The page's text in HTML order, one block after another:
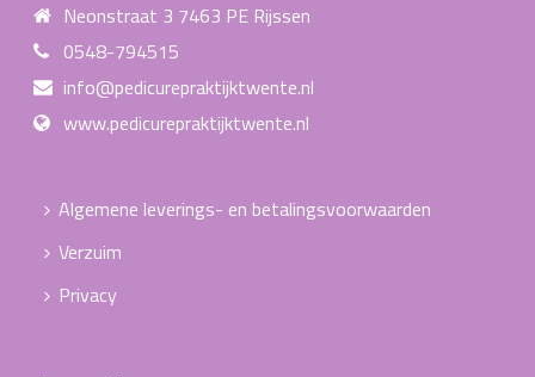
Neonstraat 3 7463 PE Rijssen
0548-794515
info@pedicurepraktijktwente.nl
www.pedicurepraktijktwente.nl
Algemene leverings- en betalingsvoorwaarden
Verzuim
Privacy